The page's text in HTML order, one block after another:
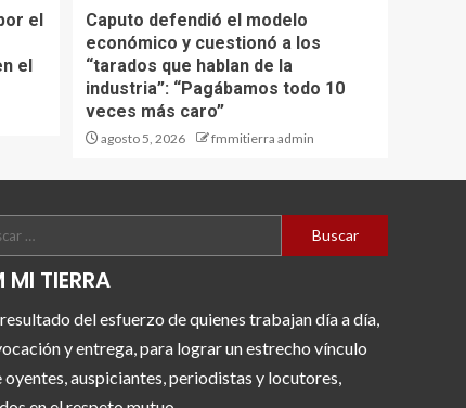
el
el
Caputo defendió el modelo
económico y cuestionó a los
“tarados que hablan de la
industria”: “Pagábamos todo 10
veces más caro”
agosto 5, 2026 fmmitierra admin
MI TIERRA
resultado del esfuerzo de quienes trabajan día a día,
y entrega, para lograr un estrecho vínculo
oyentes, auspiciantes, periodistas y locutores,